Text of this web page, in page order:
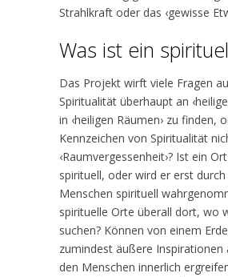
Strahlkraft oder das ‹gewisse
Was ist ein
Das Projekt wirft viele Fragen
Spiritualität überhaupt an
in ‹heiligen Räumen› zu finden,
Kennzeichen von Spiritualität
‹Raumvergessenheit›? Ist ein
spirituell, oder wird er erst durch
Menschen spirituell
spirituelle Orte überall dort, wo
suchen? Können von einem
zumindest äußere Inspirationen
den Menschen innerlich